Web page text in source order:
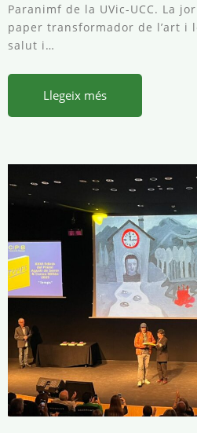
Paranimf de la UVic-UCC. La
paper transformador de l’art i
salut i…
Llegeix més